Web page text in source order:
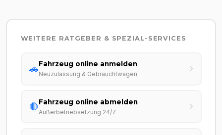
WEITERE RATGEBER & SPEZIAL-SERVICES
🚗Fahrzeug online anmelden
Neuzulassung & Gebrauchtwagen
🛑Fahrzeug online abmelden
Außerbetriebsetzung 24/7